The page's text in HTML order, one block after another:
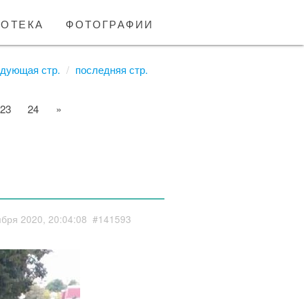
фотографии
стр. последняя стр.
23 24 »
2020, 20:04:08 #141593